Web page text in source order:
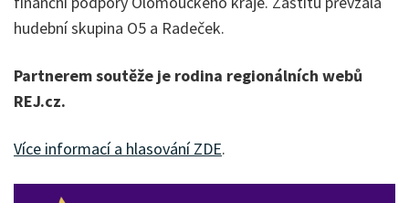
hudební skupina O5 a Radeček.
Partnerem soutěže je rodina regionálních webů
REJ.cz.
Více informací a hlasování ZDE.